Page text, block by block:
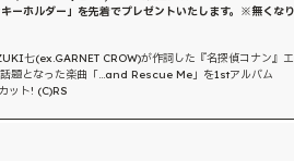
ーホルダー」を先着でプレゼントいたします。※無くな
七(ex.GARNET CROW)が作詞した『名探偵コナン』
題となった楽曲「...and Rescue Me」を1stアルバム
ット! (C)RS